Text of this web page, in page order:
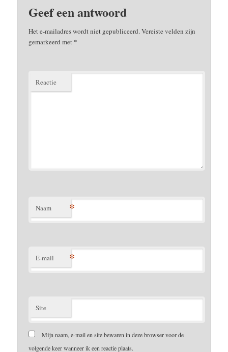
Geef een antwoord
Het e-mailadres wordt niet gepubliceerd.Vereiste velden zijn
gemarkeerd met *
Reactie
Naam *
E-mail *
Site
Mijn naam, e-mail en site bewaren in deze browser voor de
volgende keer wanneer ik een reactie plaats.